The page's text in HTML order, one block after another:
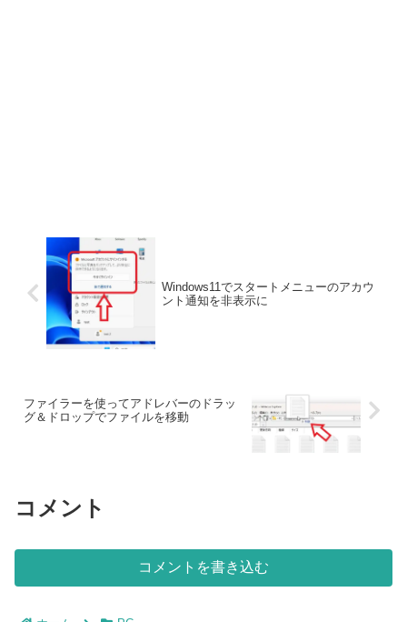
Windows11でスタートメニューのアカウ
ント通知を非表示に
ファイラーを使ってアドレバーのドラッ
グ＆ドロップでファイルを移動
コメント
コメントを書き込む